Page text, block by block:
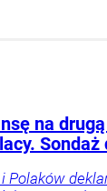
na
Sondaż
Polaków